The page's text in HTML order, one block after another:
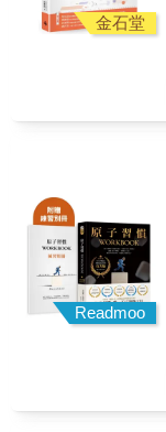
金石堂
Readmoo